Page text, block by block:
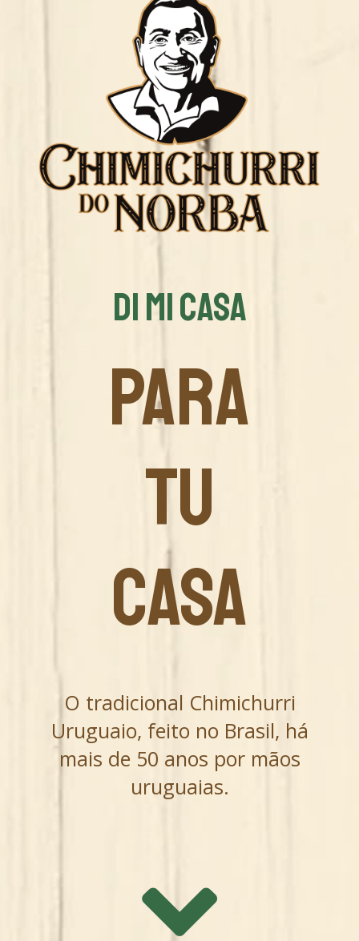
DI MI CASA
PARA
TU
CASA
O tradicional Chimichurri
Uruguaio, feito no Brasil, há
mais de 50 anos por mãos
uruguaias.